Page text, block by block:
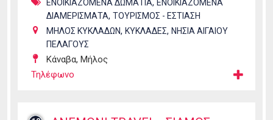
ΕΝΟΙΚΙΑΖΟΜΕΝΑ ΔΩΜΑΤΙΑ, ΕΝΟΙΚΙΑΖΟΜΕΝΑ
ΔΙΑΜΕΡΙΣΜΑΤΑ, ΤΟΥΡΙΣΜΟΣ - ΕΣΤΙΑΣΗ
ΜΗΛΟΣ ΚΥΚΛΑΔΩΝ, ΚΥΚΛΑΔΕΣ, ΝΗΣΙΑ ΑΙΓΑΙΟΥ
ΠΕΛΑΓΟΥΣ
Κάναβα, Μήλος
Τηλέφωνο